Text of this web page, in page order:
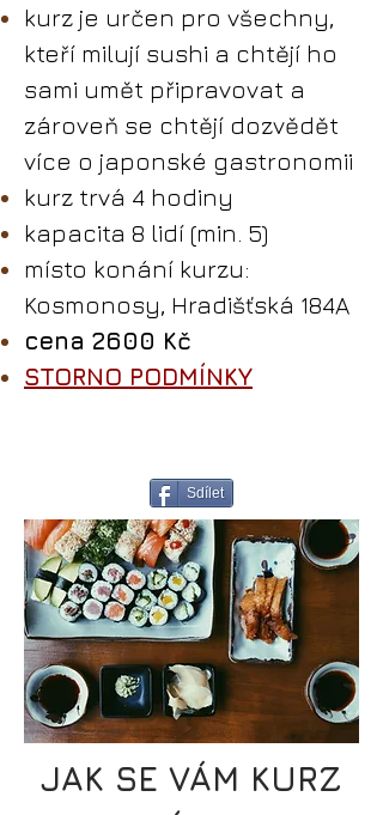
kurz je určen pro všechny,
kteří milují sushi a chtějí ho
sami umět připravovat a
zároveň se chtějí dozvědět
více o japonské gastronomii
kurz trvá 4 hodiny
kapacita 8 lidí (min. 5)
místo konání kurzu:
Kosmonosy, Hradišťská 184A
cena 2600 Kč
STORNO PODMÍNKY
Sdílet
JAK SE VÁM KURZ